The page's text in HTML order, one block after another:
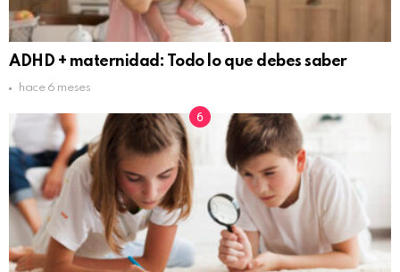
ADHD + maternidad: Todo lo que debes saber
hace 6 meses